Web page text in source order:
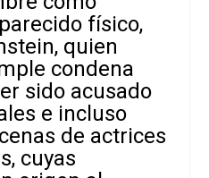
físico,
quien
condena
sido acusado
e incluso
de actrices
cuyas